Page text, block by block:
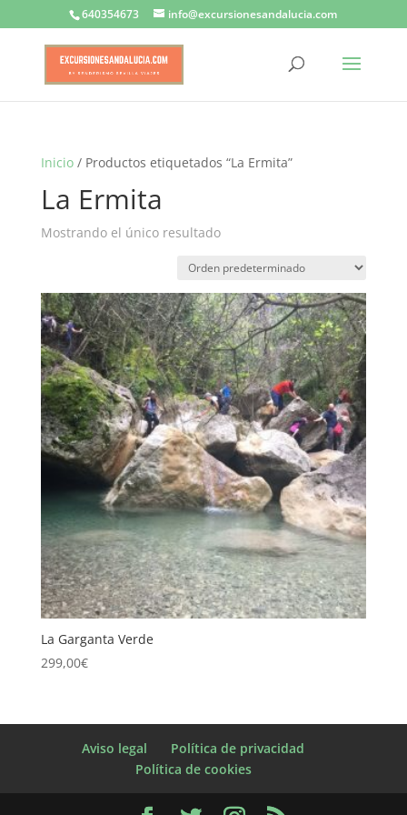
640354673 info@excursionesandalucia.com
Inicio/ Productos etiquetados “La Ermita”
La Ermita
Mostrando el único resultado
La Garganta Verde
299,00€
Aviso legal
Política de privacidad
Política de cookies